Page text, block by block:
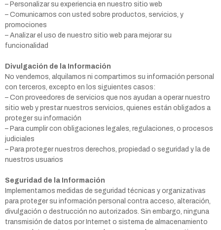
– Personalizar su experiencia en nuestro sitio web
– Comunicarnos con usted sobre productos, servicios, y
promociones
– Analizar el uso de nuestro sitio web para mejorar su
funcionalidad
Divulgación de la Información
No vendemos, alquilamos ni compartimos su información personal
con terceros, excepto en los siguientes casos:
– Con proveedores de servicios que nos ayudan a operar nuestro
sitio web y prestar nuestros servicios, quienes están obligados a
proteger su información
– Para cumplir con obligaciones legales, regulaciones, o procesos
judiciales
– Para proteger nuestros derechos, propiedad o seguridad y la de
nuestros usuarios
Seguridad de la Información
Implementamos medidas de seguridad técnicas y organizativas
para proteger su información personal contra acceso, alteración,
divulgación o destrucción no autorizados. Sin embargo, ninguna
transmisión de datos por Internet o sistema de almacenamiento